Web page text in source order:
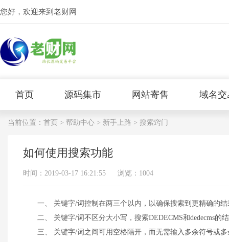
您好，欢迎来到老财网
首页 源码集市 网站寄售 域名交
当前位置： 首页 > 帮助中心 > 新手上路 > 搜索窍门
如何使用搜索功能
时间：2019-03-17 16:21:55 浏览：1004
一、 关键字/词控制在两三个以内，以确保搜索到更精确的结
二、 关键字/词不区分大小写，搜索DEDECMS和dedecms的
三、 关键字/词之间可用空格隔开，而无需输入多余符号或多余